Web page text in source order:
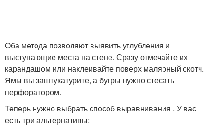
Оба метода позволяют выявить углубления и
выступающие места на стене. Сразу отмечайте их
карандашом или наклеивайте поверх малярный скотч.
Ямы вы заштукатурите, а бугры нужно стесать
перфоратором.
Теперь нужно выбрать способ выравнивания . У вас
есть три альтернативы: